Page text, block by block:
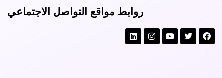
روابط مواقع التواصل الاجتماعي